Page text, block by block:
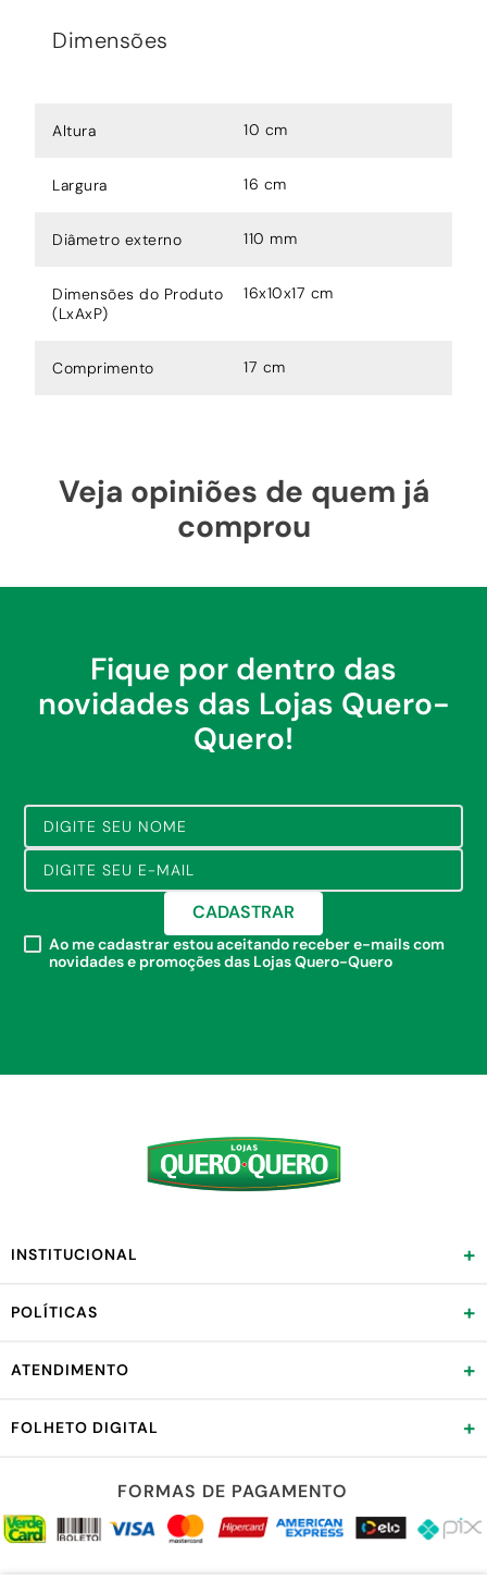
Dimensões
Altura 10 cm
Largura 16 cm
Diâmetro externo 110 mm
Dimensões do Produto
(LxAxP)
16x10x17 cm
Comprimento 17 cm
Veja opiniões de quem já
comprou
Fique por dentro das
novidades das Lojas Quero-
Quero!
CADASTRAR
Ao me cadastrar estou aceitando receber e-mails com
novidades e promoções das Lojas Quero-Quero
INSTITUCIONAL +
POLÍTICAS +
ATENDIMENTO +
FOLHETO DIGITAL +
FORMAS DE PAGAMENTO